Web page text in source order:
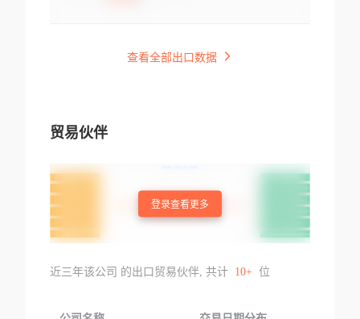
查看全部出口数据
贸易伙伴
登录查看更多
近三年该公司 的出口贸易伙伴, 共计 10+ 位